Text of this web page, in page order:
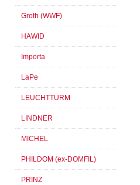
Groth (WWF)
HAWID
Importa
LaPe
LEUCHTTURM
LINDNER
MICHEL
PHILDOM (ex-DOMFIL)
PRINZ